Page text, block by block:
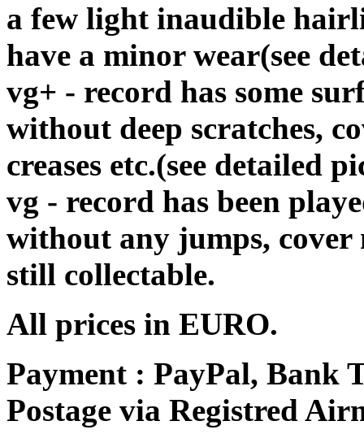
a few light inaudible
have a minor wear(see
vg+ - record has some
without deep scratches,
creases etc.(see detailed
vg - record has been
without any jumps, cover
still collectable.
All prices in EURO.
Payment : PayPal, Bank
Postage via Registred